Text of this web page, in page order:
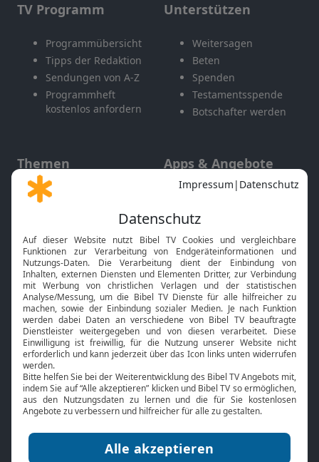
TV Programm
Programmübersicht
Tipps der Redaktion
Sendungen von A-Z
Programmheft
kostenlos anfordern
Unterstützen
Weitersagen
Beten
Spenden
Testamentsspende
Botschafter werden
Themen
Gott und Bibel erklärt
Neuigkeiten
Apps & Angebote
Mobile App
Smart TV
HbbTV
Bibelthek Online-Bibel
Nächster Gottesdienst
Bibel TV
Über uns
Jobs
Mediadaten
Service
Kontakt
TV-Empfang